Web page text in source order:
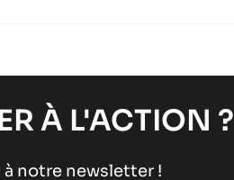
À L'ACTION ?
notre newsletter !